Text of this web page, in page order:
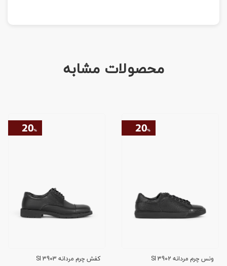
محصولات مشابه
ونس چرم مردانه SI 3902
کفش چرم مردانه SI 3903